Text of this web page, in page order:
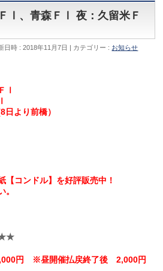
Ⅰ、青森ＦⅠ 夜：久留米Ｆ
日時 : 2018年11月7日 カテゴリー : お知らせ
Ⅰ
より前橋）
【コンドル】を好評販売中！
。
円 ※昼開催払戻終了後 2,000円